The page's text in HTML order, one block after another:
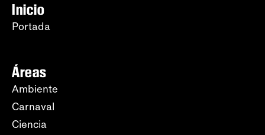
Inicio
Portada
Áreas
Ambiente
Carnaval
Ciencia